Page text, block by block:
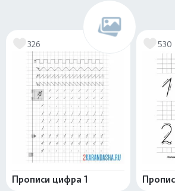
326
Прописи цифра 1
530